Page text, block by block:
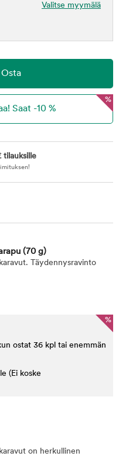
Valitse myymälä
%
tilauksille
(70 g)
Täydennysravinto
%
ostat 36 kpl tai enemmän
(Ei koske
on herkullinen